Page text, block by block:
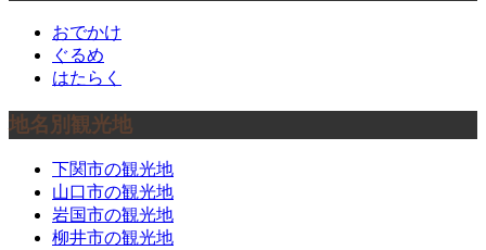
おでかけ
ぐるめ
はたらく
地名別観光地
下関市の観光地
山口市の観光地
岩国市の観光地
柳井市の観光地